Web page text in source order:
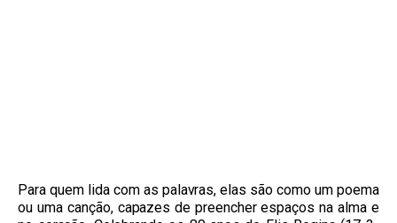
Para quem lida com as palavras, elas são como um poema
ou uma canção, capazes de preencher espaços na alma e